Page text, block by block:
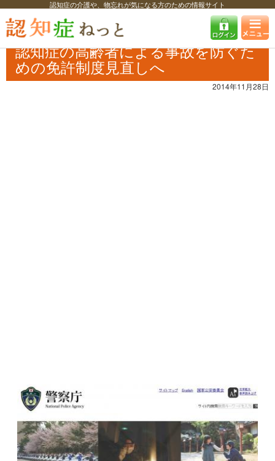
認知症の介護や、物忘れが気になる方のための情報サイト
認知症ねっと 認知症最新ニュース 自治体・企業
認知症の高齢者によ
る事故を防ぐための免許制度見直しへ
認知症の高齢者による事故を防ぐた
めの免許制度見直しへ
2014年11月28日